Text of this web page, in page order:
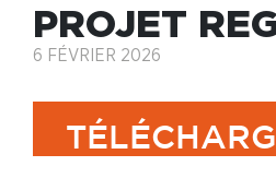
PROJET
6 FÉVRIER 2026